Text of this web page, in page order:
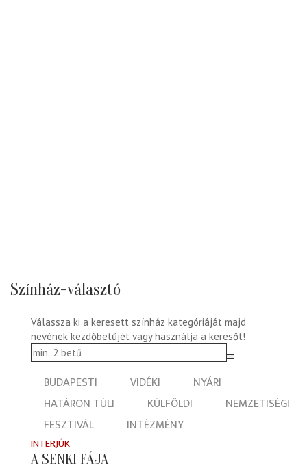
Színház-választó
Válassza ki a keresett színház kategóriáját majd
nevének kezdőbetűjét vagy használja a keresőt!
BUDAPESTI VIDÉKI
NYÁRI
HATÁRON TÚLI
KÜLFÖLDI
NEMZETISÉGI
FESZTIVÁL
INTÉZMÉNY
INTERJÚK
A SENKI FÁJA